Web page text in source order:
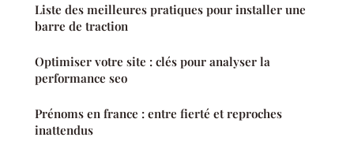
Liste des meilleures pratiques pour installer une
barre de traction
Optimiser votre site : clés pour analyser la
performance seo
Prénoms en france : entre fierté et reproches
inattendus